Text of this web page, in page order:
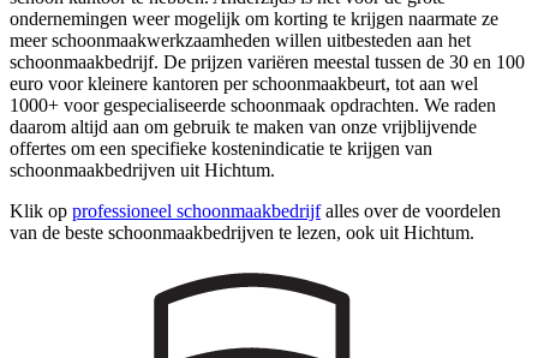
ondernemingen weer mogelijk om korting te krijgen naarmate ze
meer schoonmaakwerkzaamheden willen uitbesteden aan het
schoonmaakbedrijf. De prijzen variëren meestal tussen de 30 en 100
euro voor kleinere kantoren per schoonmaakbeurt, tot aan wel
1000+ voor gespecialiseerde schoonmaak opdrachten. We raden
daarom altijd aan om gebruik te maken van onze vrijblijvende
offertes om een specifieke kostenindicatie te krijgen van
schoonmaakbedrijven uit Hichtum.
Klik op professioneel schoonmaakbedrijfalles over de voordelen
van de beste schoonmaakbedrijven te lezen, ook uit Hichtum.